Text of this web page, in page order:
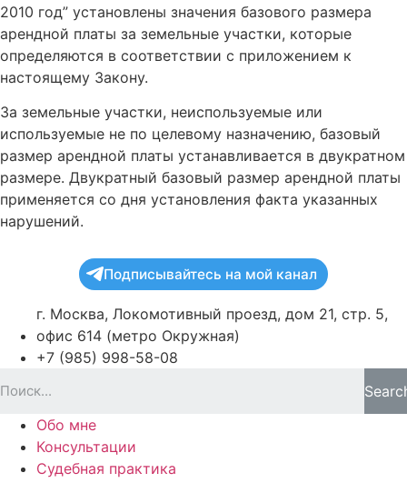
2010 год” установлены значения базового размера
арендной платы за земельные участки, которые
определяются в соответствии с приложением к
настоящему Закону.
За земельные участки, неиспользуемые или
используемые не по целевому назначению, базовый
размер арендной платы устанавливается в двукратном
размере. Двукратный базовый размер арендной платы
применяется со дня установления факта указанных
нарушений.
Подписывайтесь на мой канал
г. Москва, Локомотивный проезд, дом 21, стр. 5,
офис 614 (метро Окружная)
+7 (985) 998-58-08
Обо мне
Консультации
Судебная практика